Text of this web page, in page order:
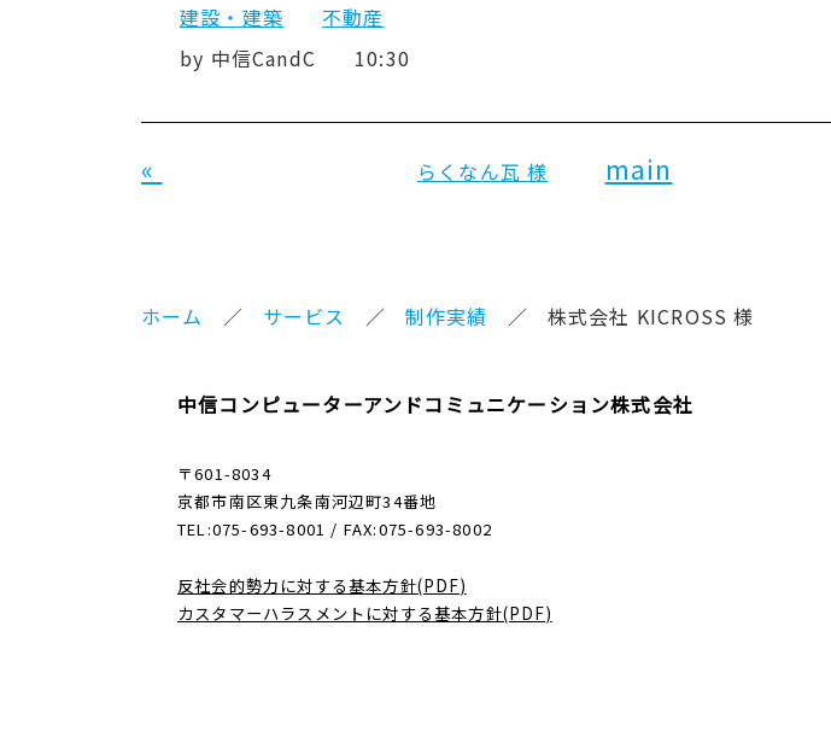
建設・建築
不動産
by 中信CandC 10:30
« らくなん瓦 様 main
ホーム サービス 制作実績 株式会社 KICROSS 様
中信コンピューターアンドコミュニケーション株式会社
〒601-8034
京都市南区東九条南河辺町34番地
TEL:075-693-8001 / FAX:075-693-8002
反社会的勢力に対する基本方針(PDF)
カスタマーハラスメントに対する基本方針(PDF)